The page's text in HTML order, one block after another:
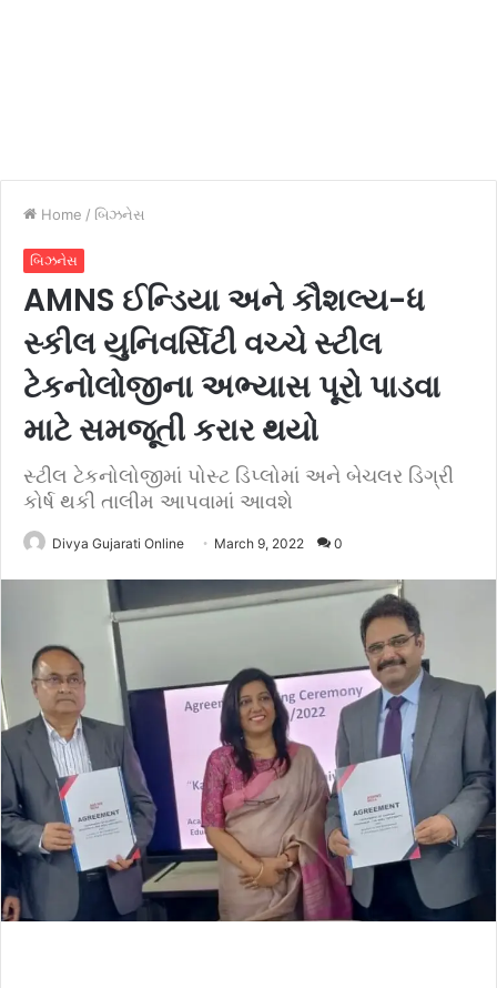
Home / બિઝનેસ
બિઝનેસ
AMNS ઈન્ડિયા અને કૌશલ્ય-ધ
સ્કીલ યુનિવર્સિટી વચ્ચે સ્ટીલ
ટેકનોલોજીના અભ્યાસ પૂરો પાડવા
માટે સમજૂતી કરાર થયો
સ્ટીલ ટેકનોલોજીમાં પોસ્ટ ડિપ્લોમાં અને બેચલર ડિગ્રી
કોર્ષ થકી તાલીમ આપવામાં આવશે
Divya Gujarati Online March 9, 2022 0